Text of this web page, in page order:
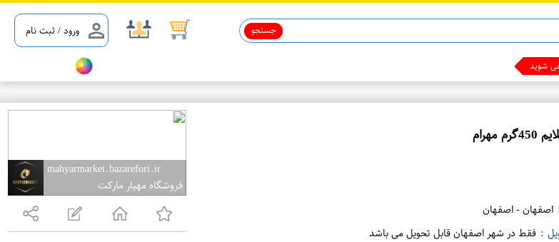
ورود / ثبت نام جستجو
mahyarmarket.bazarefori.ir
فروشگاه مهیار مارکت
ف
اصفهان-اصفهان
: فقط در شهر اصفهان قابل تحویل می باشد